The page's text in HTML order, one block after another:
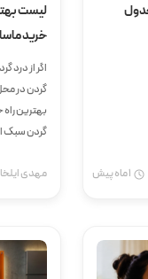
لیست
خرید
اگر از درد
گردن در
بهترین
گردن سبک
همچنین
مهدی